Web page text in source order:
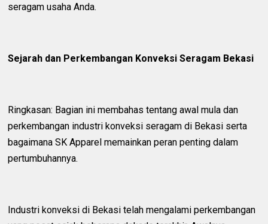
seragam usaha Anda.
Sejarah dan Perkembangan Konveksi Seragam Bekasi
Ringkasan: Bagian ini membahas tentang awal mula dan
perkembangan industri konveksi seragam di Bekasi serta
bagaimana SK Apparel memainkan peran penting dalam
pertumbuhannya.
Industri konveksi di Bekasi telah mengalami perkembangan